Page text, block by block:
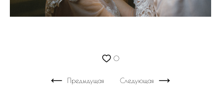
0
Предыдущая Следующая